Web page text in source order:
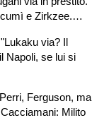
e Zirkzee.
offerta per
vuole partire.
Vlahovic, nuova
via? Il
Napoli, se lui si
Ferguson, ma
Milito